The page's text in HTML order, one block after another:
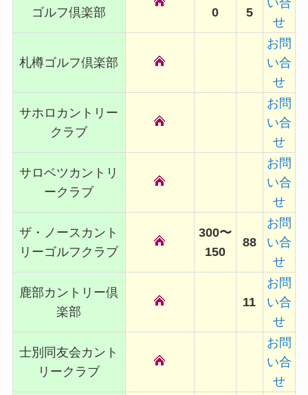
ゴルフ倶楽部
0
5
い合
せ
札樽ゴルフ倶楽部
お問
い合
せ
サホロカントリー
クラブ
お問
い合
せ
サロベツカントリ
ークラブ
お問
い合
せ
ザ・ノースカント
リーゴルフクラブ
300〜
150
88
お問
い合
せ
鹿部カントリー倶
楽部
11
お問
い合
せ
士別同友会カント
リークラブ
お問
い合
せ